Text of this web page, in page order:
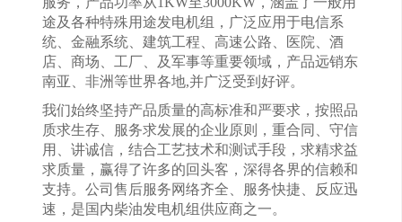
途及各种特殊用途发电机组，广泛应用于电信系
统、金融系统、建筑工程、高速公路、医院、酒
店、商场、工厂、及军事等重要领域，产品远销东
南亚、非洲等世界各地,并广泛受到好评。
我们始终坚持产品质量的高标准和严要求，按照品
质求生存、服务求发展的企业原则，重合同、守信
用、讲诚信，结合工艺技术和测试手段，求精求益
求质量，赢得了许多的回头客，深得各界的信赖和
支持。公司售后服务网络齐全、服务快捷、反应迅
速，是国内柴油发电机组供应商之一。